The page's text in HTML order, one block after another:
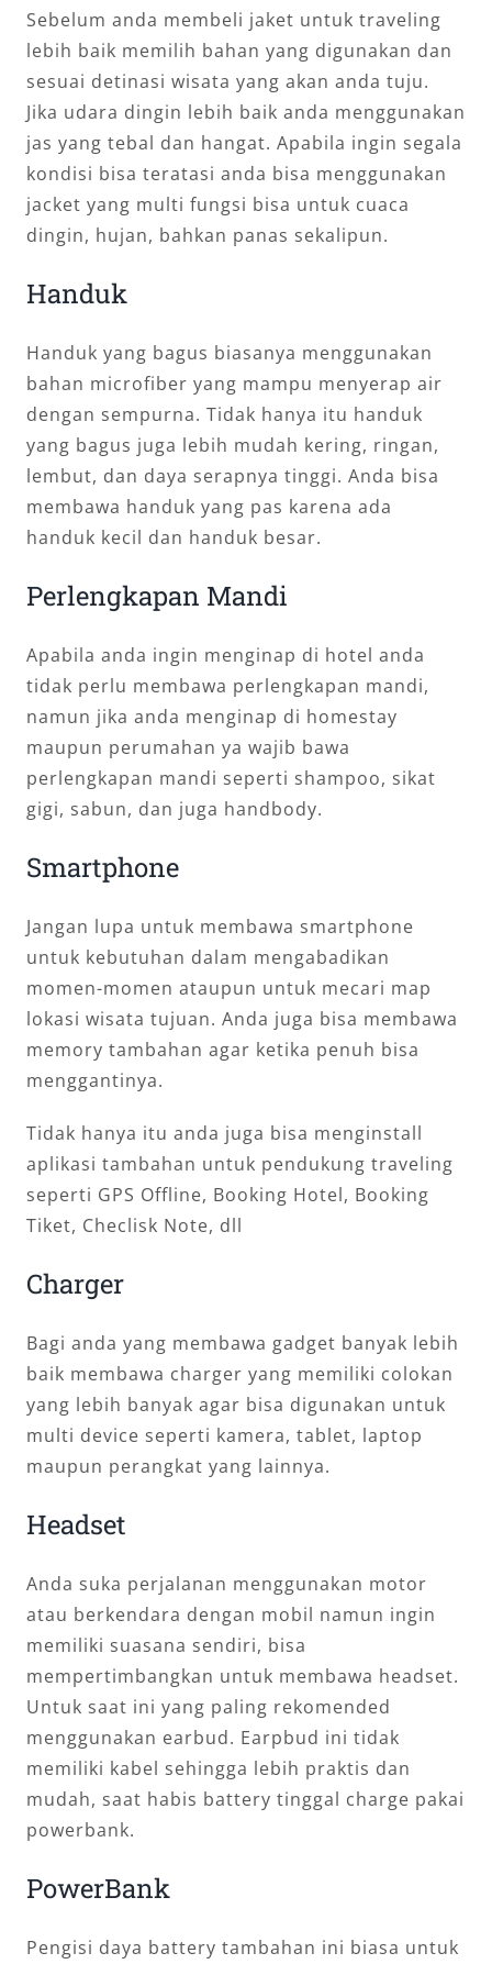
Sebelum anda membeli jaket untuk traveling
lebih baik memilih bahan yang digunakan dan
sesuai detinasi wisata yang akan anda tuju.
Jika udara dingin lebih baik anda menggunakan
jas yang tebal dan hangat. Apabila ingin segala
kondisi bisa teratasi anda bisa menggunakan
jacket yang multi fungsi bisa untuk cuaca
dingin, hujan, bahkan panas sekalipun.
Handuk
Handuk yang bagus biasanya menggunakan
bahan microfiber yang mampu menyerap air
dengan sempurna. Tidak hanya itu handuk
yang bagus juga lebih mudah kering, ringan,
lembut, dan daya serapnya tinggi. Anda bisa
membawa handuk yang pas karena ada
handuk kecil dan handuk besar.
Perlengkapan Mandi
Apabila anda ingin menginap di hotel anda
tidak perlu membawa perlengkapan mandi,
namun jika anda menginap di homestay
maupun perumahan ya wajib bawa
perlengkapan mandi seperti shampoo, sikat
gigi, sabun, dan juga handbody.
Smartphone
Jangan lupa untuk membawa smartphone
untuk kebutuhan dalam mengabadikan
momen-momen ataupun untuk mecari map
lokasi wisata tujuan. Anda juga bisa membawa
memory tambahan agar ketika penuh bisa
menggantinya.
Tidak hanya itu anda juga bisa menginstall
aplikasi tambahan untuk pendukung traveling
seperti GPS Offline, Booking Hotel, Booking
Tiket, Checlisk Note, dll
Charger
Bagi anda yang membawa gadget banyak lebih
baik membawa charger yang memiliki colokan
yang lebih banyak agar bisa digunakan untuk
multi device seperti kamera, tablet, laptop
maupun perangkat yang lainnya.
Headset
Anda suka perjalanan menggunakan motor
atau berkendara dengan mobil namun ingin
memiliki suasana sendiri, bisa
mempertimbangkan untuk membawa headset.
Untuk saat ini yang paling rekomended
menggunakan earbud. Earpbud ini tidak
memiliki kabel sehingga lebih praktis dan
mudah, saat habis battery tinggal charge pakai
powerbank.
PowerBank
Pengisi daya battery tambahan ini biasa untuk